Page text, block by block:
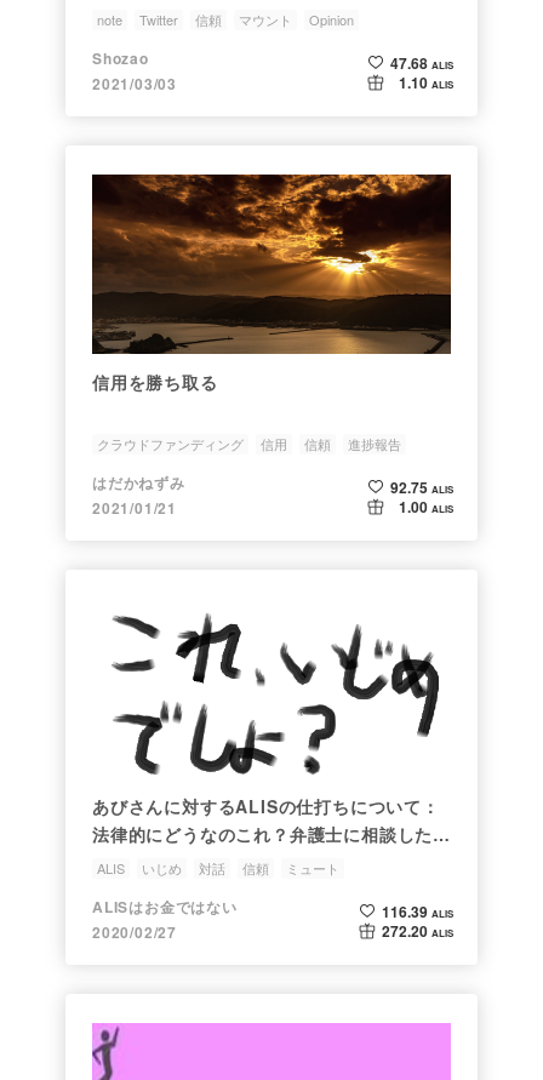
うこと
note Twitter 信頼 マウント Opinion
Shozao
2021/03/03
47.68 ALIS
1.10 ALIS
信用を勝ち取る
クラウドファンディング 信用 信頼 進捗報告
はだかねずみ
2021/01/21
92.75 ALIS
1.00 ALIS
あびさんに対するALISの仕打ちについて：
法律的にどうなのこれ？弁護士に相談したい
ぐらいひどい話
ALIS いじめ 対話 信頼 ミュート
ALISはお金ではない
2020/02/27
116.39 ALIS
272.20 ALIS